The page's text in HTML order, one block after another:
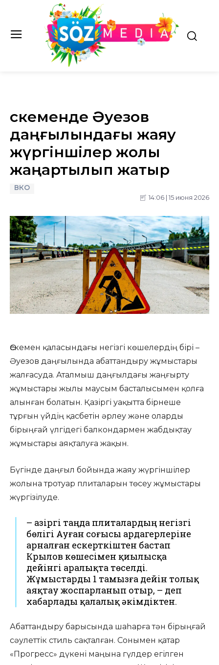
Өскеменде Әуезов
даңғылындағы жаяу
жүргіншілер жолы
жаңартылып жатыр
ВКО
14:06 | 15 июня 2026
Өскемен қаласындағы негізгі көшелердің бірі –
Әуезов даңғылында абаттандыру жұмыстары
жалғасуда. Аталмыш даңғылдағы жаңғырту
жұмыстары жылы маусым басталысымен қолға
алынған болатын. Қазіргі уақытта бірнеше
тұрғын үйдің қасбетін әрлеу және оларды
бірыңғай үлгідегі балкондармен жабдықтау
жұмыстары аяқталуға жақын.
Бүгінде даңғыл бойында жаяу жүргіншілер
жолына тротуар плиталарын төсеу жұмыстары
жүргізілуде.
– Қазіргі таңда плиталардың негізгі
бөлігі Ауған соғысы ардагерлеріне
арналған ескерткіштен бастап
Крылов көшесімен қиылысқа
дейінгі аралықта төселді.
Жұмыстарды 1 тамызға дейін толық
аяқтау жоспарланып отыр, – деп
хабарлады қалалық әкімдіктен.
Абаттандыру барысында шаһарға тән бірыңғай
сәулеттік стиль сақталған. Сонымен қатар
«Прогресс» дүкені маңына гүлдер егілген